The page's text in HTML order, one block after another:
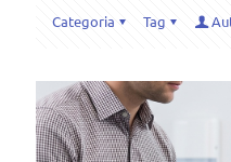
Categoria Tag